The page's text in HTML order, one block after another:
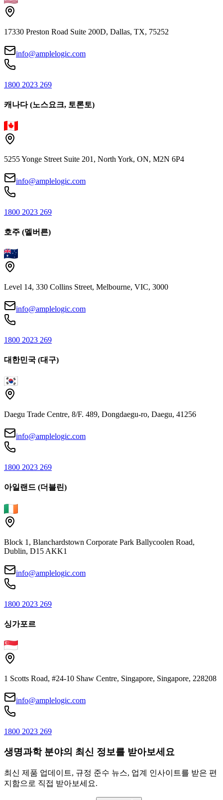
17330 Preston Road Suite 200D, Dallas, TX, 75252
info@amplelogic.com
1800 2023 269
캐나다 (노스요크, 토론토)
5255 Yonge Street Suite 201, North York, ON, M2N 6P4
info@amplelogic.com
1800 2023 269
호주 (멜버른)
Level 14, 330 Collins Street, Melbourne, VIC, 3000
info@amplelogic.com
1800 2023 269
대한민국 (대구)
Daegu Trade Centre, 8/F. 489, Dongdaegu-ro, Daegu, 41256
info@amplelogic.com
1800 2023 269
아일랜드 (더블린)
Block 1, Blanchardstown Corporate Park Ballycoolen Road,
Dublin, D15 AKK1
info@amplelogic.com
1800 2023 269
싱가포르
1 Scotts Road, #24-10 Shaw Centre, Singapore, Singapore, 228208
info@amplelogic.com
1800 2023 269
생명과학 분야의 최신 정보를 받아보세요
최신 제품 업데이트, 규정 준수 뉴스, 업계 인사이트를 받은 편
지함으로 직접 받아보세요.